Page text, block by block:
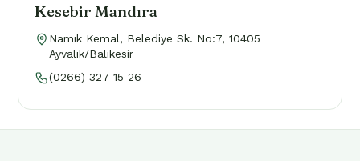
Kesebir Mandıra
Namık Kemal, Belediye Sk. No:7, 10405
Ayvalık/Balıkesir
(0266) 327 15 26